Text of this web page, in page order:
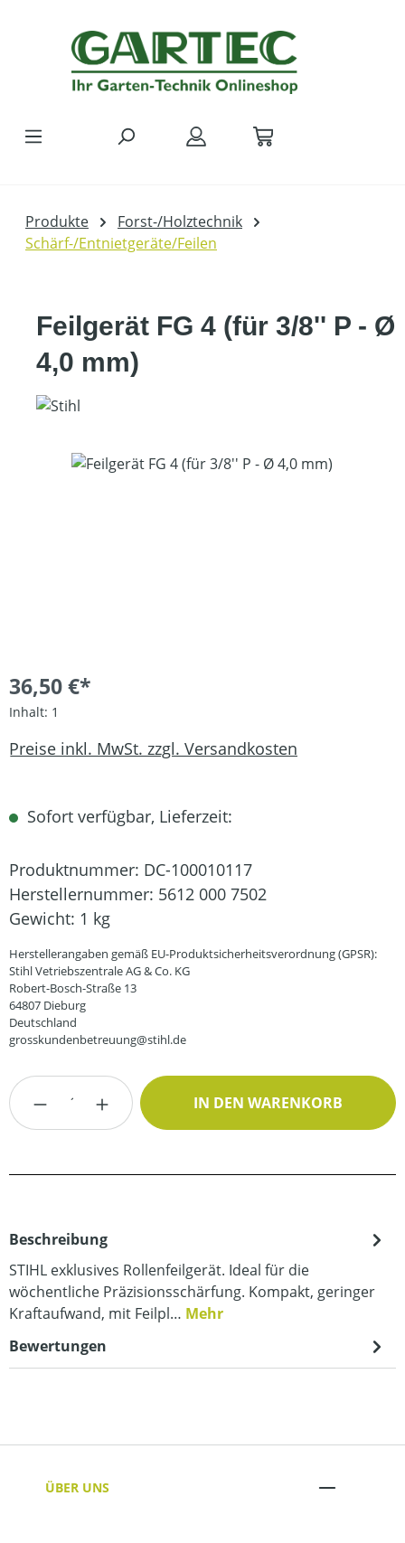
Produkte
Forst-/Holztechnik
Schärf-/Entnietgeräte/Feilen
Feilgerät FG 4 (für 3/8'' P - Ø
4,0 mm)
Bildergalerie überspringen
36,50 €*
Inhalt: 1
Preise inkl. MwSt. zzgl. Versandkosten
Sofort verfügbar, Lieferzeit:
Produktnummer: DC-100010117
Herstellernummer: 5612 000 7502
Gewicht: 1 kg
Herstellerangaben gemäß EU-Produktsicherheitsverordnung (GPSR):
Stihl Vetriebszentrale AG & Co. KG
Robert-Bosch-Straße 13
64807 Dieburg
Deutschland
grosskundenbetreuung@stihl.de
Produkt Anzahl: Gib den gewünschten
IN DEN WARENKORB
Beschreibung
STIHL exklusives Rollenfeilgerät. Ideal für die
wöchentliche Präzisionsschärfung. Kompakt, geringer
Kraftaufwand, mit Feilpl… Mehr
Bewertungen
ÜBER UNS